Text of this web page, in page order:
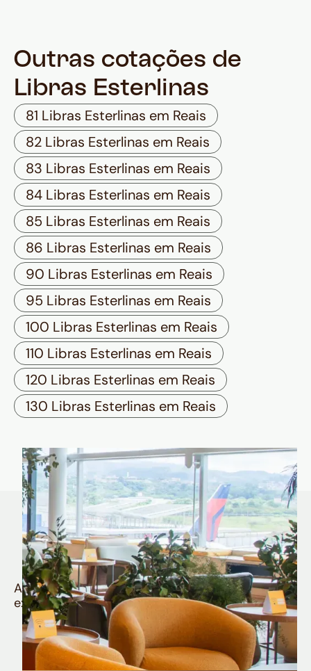
Outras cotações de
Libras Esterlinas
81 Libras Esterlinas em Reais
82 Libras Esterlinas em Reais
83 Libras Esterlinas em Reais
84 Libras Esterlinas em Reais
85 Libras Esterlinas em Reais
86 Libras Esterlinas em Reais
90 Libras Esterlinas em Reais
95 Libras Esterlinas em Reais
100 Libras Esterlinas em Reais
110 Libras Esterlinas em Reais
120 Libras Esterlinas em Reais
130 Libras Esterlinas em Reais
Quem é Nomad tem
muito mais
Aproveite todos os benefícios e vantagens
exclusivas da sua Conta Internacional